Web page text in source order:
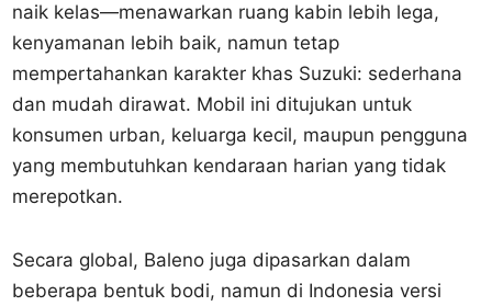
naik kelas—menawarkan ruang kabin lebih lega,
kenyamanan lebih baik, namun tetap
mempertahankan karakter khas Suzuki: sederhana
dan mudah dirawat. Mobil ini ditujukan untuk
konsumen urban, keluarga kecil, maupun pengguna
yang membutuhkan kendaraan harian yang tidak
merepotkan.
Secara global, Baleno juga dipasarkan dalam
beberapa bentuk bodi, namun di Indonesia versi